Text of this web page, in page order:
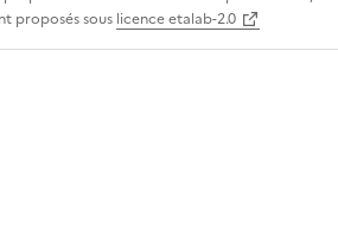
proposés sous licence etalab-2.0